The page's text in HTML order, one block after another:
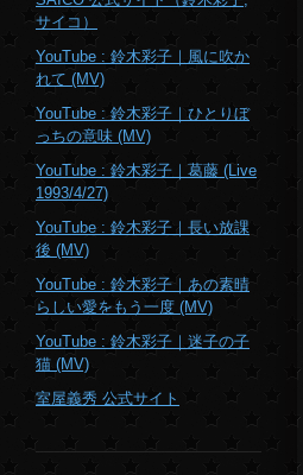
サイコ）
YouTube : 鈴木彩子｜風に吹か
れて (MV)
YouTube : 鈴木彩子｜ひとりぼ
っちの意味 (MV)
YouTube : 鈴木彩子｜葛藤 (Live
1993/4/27)
YouTube : 鈴木彩子｜長い放課
後 (MV)
YouTube : 鈴木彩子｜あの素晴
らしい愛をもう一度 (MV)
YouTube : 鈴木彩子｜迷子の子
猫 (MV)
室屋義秀 公式サイト